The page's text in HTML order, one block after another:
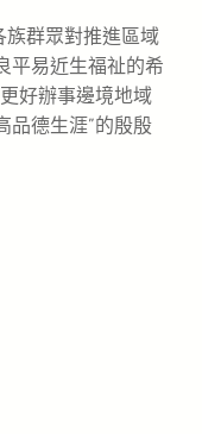
族群眾對推進區域
平易近生福祉的希
更好辦事邊境地域
品德生涯”的殷殷